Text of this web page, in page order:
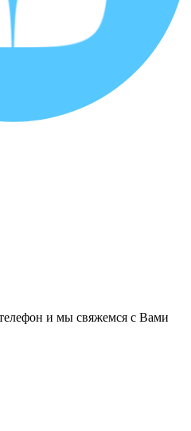
и мы свяжемся с Вами